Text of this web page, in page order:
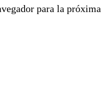
para la próxima